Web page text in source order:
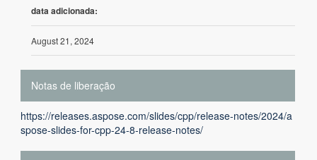
data adicionada:
August 21, 2024
Notas de liberação
https://releases.aspose.com/slides/cpp/release-notes/2024/a
spose-slides-for-cpp-24-8-release-notes/